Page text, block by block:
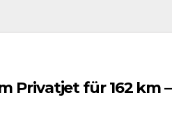
Privatjet für 162 km –